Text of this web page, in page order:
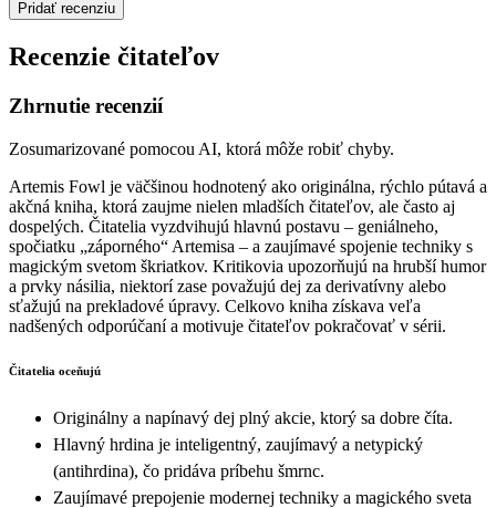
Pridať recenziu
Recenzie čitateľov
Zhrnutie recenzií
Zosumarizované pomocou AI, ktorá môže robiť chyby.
Artemis Fowl je väčšinou hodnotený ako originálna, rýchlo pútavá a
akčná kniha, ktorá zaujme nielen mladších čitateľov, ale často aj
dospelých. Čitatelia vyzdvihujú hlavnú postavu – geniálneho,
spočiatku „záporného“ Artemisa – a zaujímavé spojenie techniky s
magickým svetom škriatkov. Kritikovia upozorňujú na hrubší humor
a prvky násilia, niektorí zase považujú dej za derivatívny alebo
sťažujú na prekladové úpravy. Celkovo kniha získava veľa
nadšených odporúčaní a motivuje čitateľov pokračovať v sérii.
Čitatelia oceňujú
Originálny a napínavý dej plný akcie, ktorý sa dobre číta.
Hlavný hrdina je inteligentný, zaujímavý a netypický
(antihrdina), čo pridáva príbehu šmrnc.
Zaujímavé prepojenie modernej techniky a magického sveta